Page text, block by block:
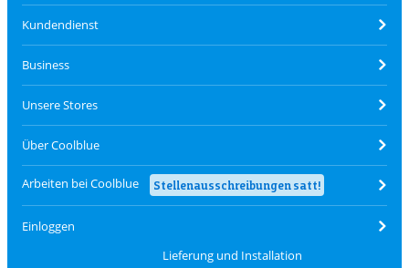
Kundendienst
Business
Unsere Stores
Über Coolblue
Arbeiten bei Coolblue Stellenausschreibungen satt!
Einloggen
Lieferung und Installation